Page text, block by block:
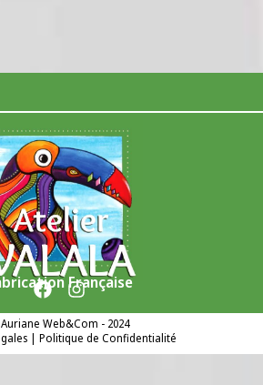
Française
Auriane Web&Com - 2024
| Politique de Confidentialité